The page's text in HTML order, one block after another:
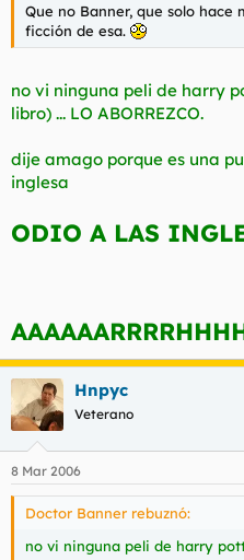
Que no Banner, que solo hace
ficción de esa.
no vi ninguna peli de harry
libro) ... LO ABORREZCO.
dije amago porque es una
inglesa
ODIO A LAS
Hnpyc
Veterano
8 Mar 2006
Doctor Banner rebuznó:
no vi ninguna peli de harry